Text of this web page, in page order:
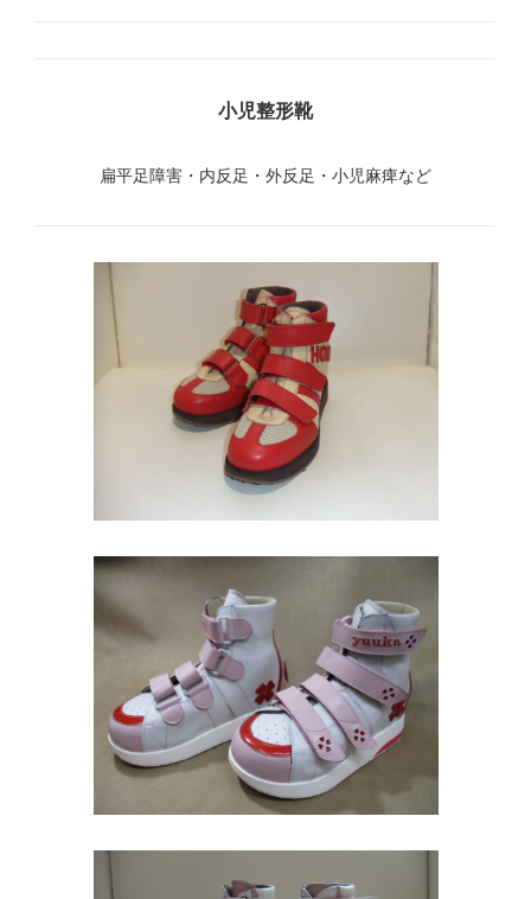
小児整形靴
扁平足障害・内反足・外反足・小児麻痺など